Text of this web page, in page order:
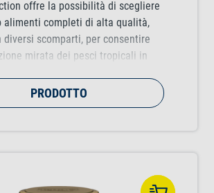
offre la possibilità di scegliere
alimenti completi di alta qualità,
diversi scomparti, per consentire
mirata dei pesci tropicali in
PRODOTTO